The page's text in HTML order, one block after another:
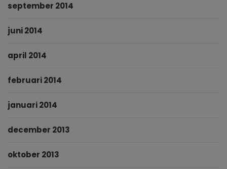
september 2014
juni 2014
april 2014
februari 2014
januari 2014
december 2013
oktober 2013